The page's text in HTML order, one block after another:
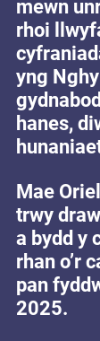
mewn
rhoi
yng
hanes,
Mae
trwy
a bydd y
rhan o’r
pan
2025.